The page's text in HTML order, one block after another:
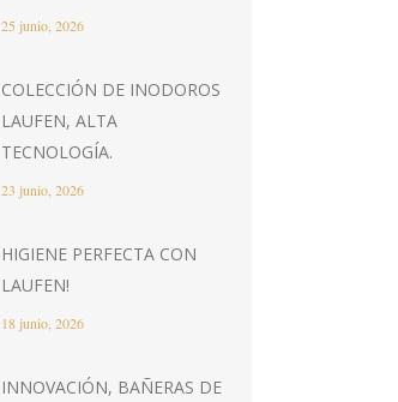
25 junio, 2026
COLECCIÓN DE INODOROS
LAUFEN, ALTA
TECNOLOGÍA.
23 junio, 2026
HIGIENE PERFECTA CON
LAUFEN!
18 junio, 2026
INNOVACIÓN, BAÑERAS DE